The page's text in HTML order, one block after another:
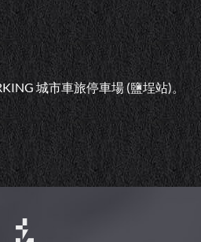
城市車旅停車場 (鹽埕站)。